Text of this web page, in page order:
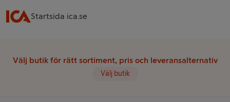
Startsida ica.se
Välj butik för rätt sortiment, pris och leveransalternativ
Välj butik